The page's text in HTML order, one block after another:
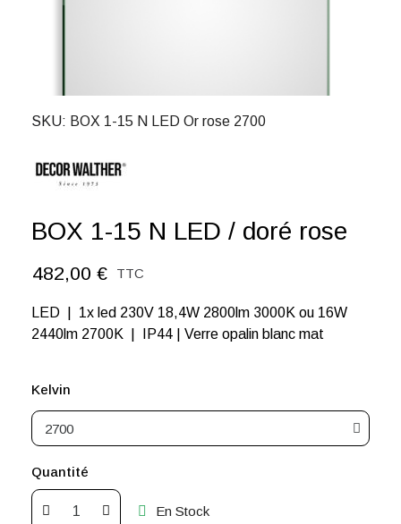
SKU BOX 1-15 N LED Or rose 2700
BOX 1-15 N LED / doré rose
482,00 € TTC
LED | 1x led 230V 18,4W 2800lm 3000K ou 16W
2440lm 2700K | IP44 | Verre opalin blanc mat
Kelvin
Quantité
En Stock